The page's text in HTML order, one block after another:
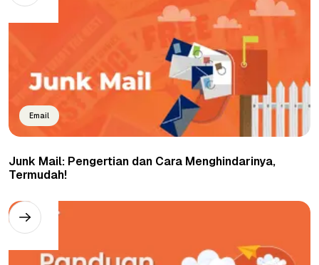
Email
Junk Mail: Pengertian dan Cara Menghindarinya,
Termudah!